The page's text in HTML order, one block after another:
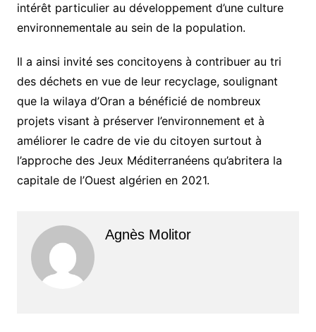
intérêt particulier au développement d’une culture
environnementale au sein de la population.
Il a ainsi invité ses concitoyens à contribuer au tri
des déchets en vue de leur recyclage, soulignant
que la wilaya d’Oran a bénéficié de nombreux
projets visant à préserver l’environnement et à
améliorer le cadre de vie du citoyen surtout à
l’approche des Jeux Méditerranéens qu’abritera la
capitale de l’Ouest algérien en 2021.
Agnès Molitor